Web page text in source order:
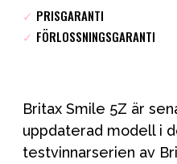
✓ PRISGARANTI
✓ FÖRLOSSNINGSGARANTI
Britax Smile 5Z är
uppdaterad modell i
testvinnarserien av